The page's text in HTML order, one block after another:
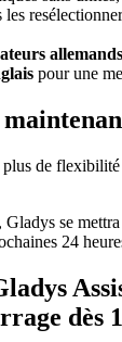
pour une
de flexibilité
se
24
dès